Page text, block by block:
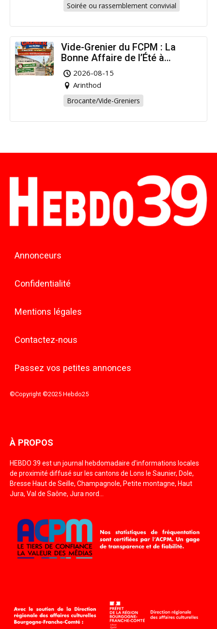
Soirée ou rassemblement convivial
Vide-Grenier du FCPM : La
Bonne Affaire de l’Été à
Arinthod !
2026-08-15
Arinthod
Brocante/Vide-Greniers